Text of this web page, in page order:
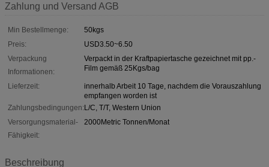
Zahlung und Versand AGB
Min Bestellmenge:
50kgs
Preis:
USD3.50~6.50
Verpackung
Informationen:
Verpackt in der Kraftpapiertasche gezeichnet mit pp.-
Film gemäß 25Kgs/bag
Lieferzeit:
innerhalb Arbeit 10 Tage, nachdem die Vorauszahlung
empfangen worden ist
Zahlungsbedingungen:L/C, T/T, Western Union
Versorgungsmaterial-
Fähigkeit:
2000Metric Tonnen/Monat
Beschreibung